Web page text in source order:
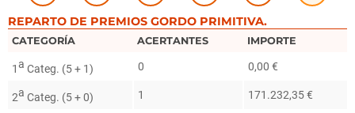
REPARTO DE PREMIOS GORDO PRIMITIVA.
CATEGORÍA ACERTANTES IMPORTE
1a Categ. (5 + 1) 0 0,00 €
2a Categ. (5 + 0) 1 171.232,35 €